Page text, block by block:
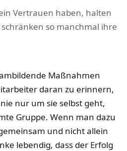
Vertrauen haben, halten
so manchmal ihre
Maßnahmen
daran zu erinnern,
nur um sie selbst geht,
Gruppe. Wenn man dazu
und nicht allein
lebendig, dass der Erfolg